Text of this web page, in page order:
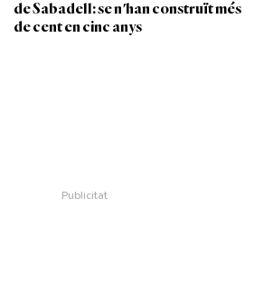
de Sabadell: se n'han construït més
de cent en cinc anys